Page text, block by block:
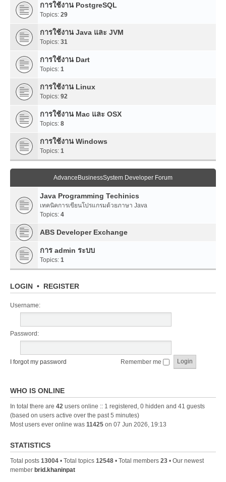
การใช้งาน PostgreSQL
Topics: 29
การใช้งาน Java และ JVM
Topics: 31
การใช้งาน Dart
Topics: 1
การใช้งาน Linux
Topics: 92
การใช้งาน Mac และ OSX
Topics: 8
การใช้งาน Windows
Topics: 1
AdvanceBusinessSystem Developer Forum
Java Programming Techinics
เทคนิคการเขียนโปรแกรมด้วยภาษา Java
Topics: 4
ABS Developer Exchange
การ admin ระบบ
Topics: 1
LOGIN • REGISTER
Username:
Password:
I forgot my password Remember me
WHO IS ONLINE
In total there are 42 users online :: 1 registered, 0 hidden and 41 guests
(based on users active over the past 5 minutes)
Most users ever online was 11425 on 07 Jun 2026, 19:13
STATISTICS
Total posts 13004 • Total topics 12548 • Total members 23 • Our newest
member brid.khaninpat